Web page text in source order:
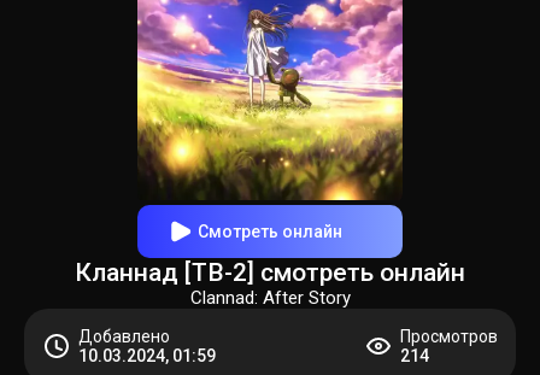
Смотреть онлайн
Кланнад [ТВ-2] смотреть онлайн
Clannad: After Story
Добавлено
10.03.2024, 01:59
Просмотров
214